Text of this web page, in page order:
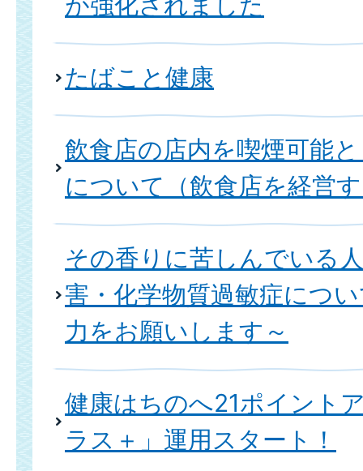
たばこと健康
飲食店の店内を喫煙可能
について（飲食店を経営
その香りに苦しんでいる
害・化学物質過敏症につ
力をお願いします～
健康はちのへ21ポイント
ラス＋」運用スタート！